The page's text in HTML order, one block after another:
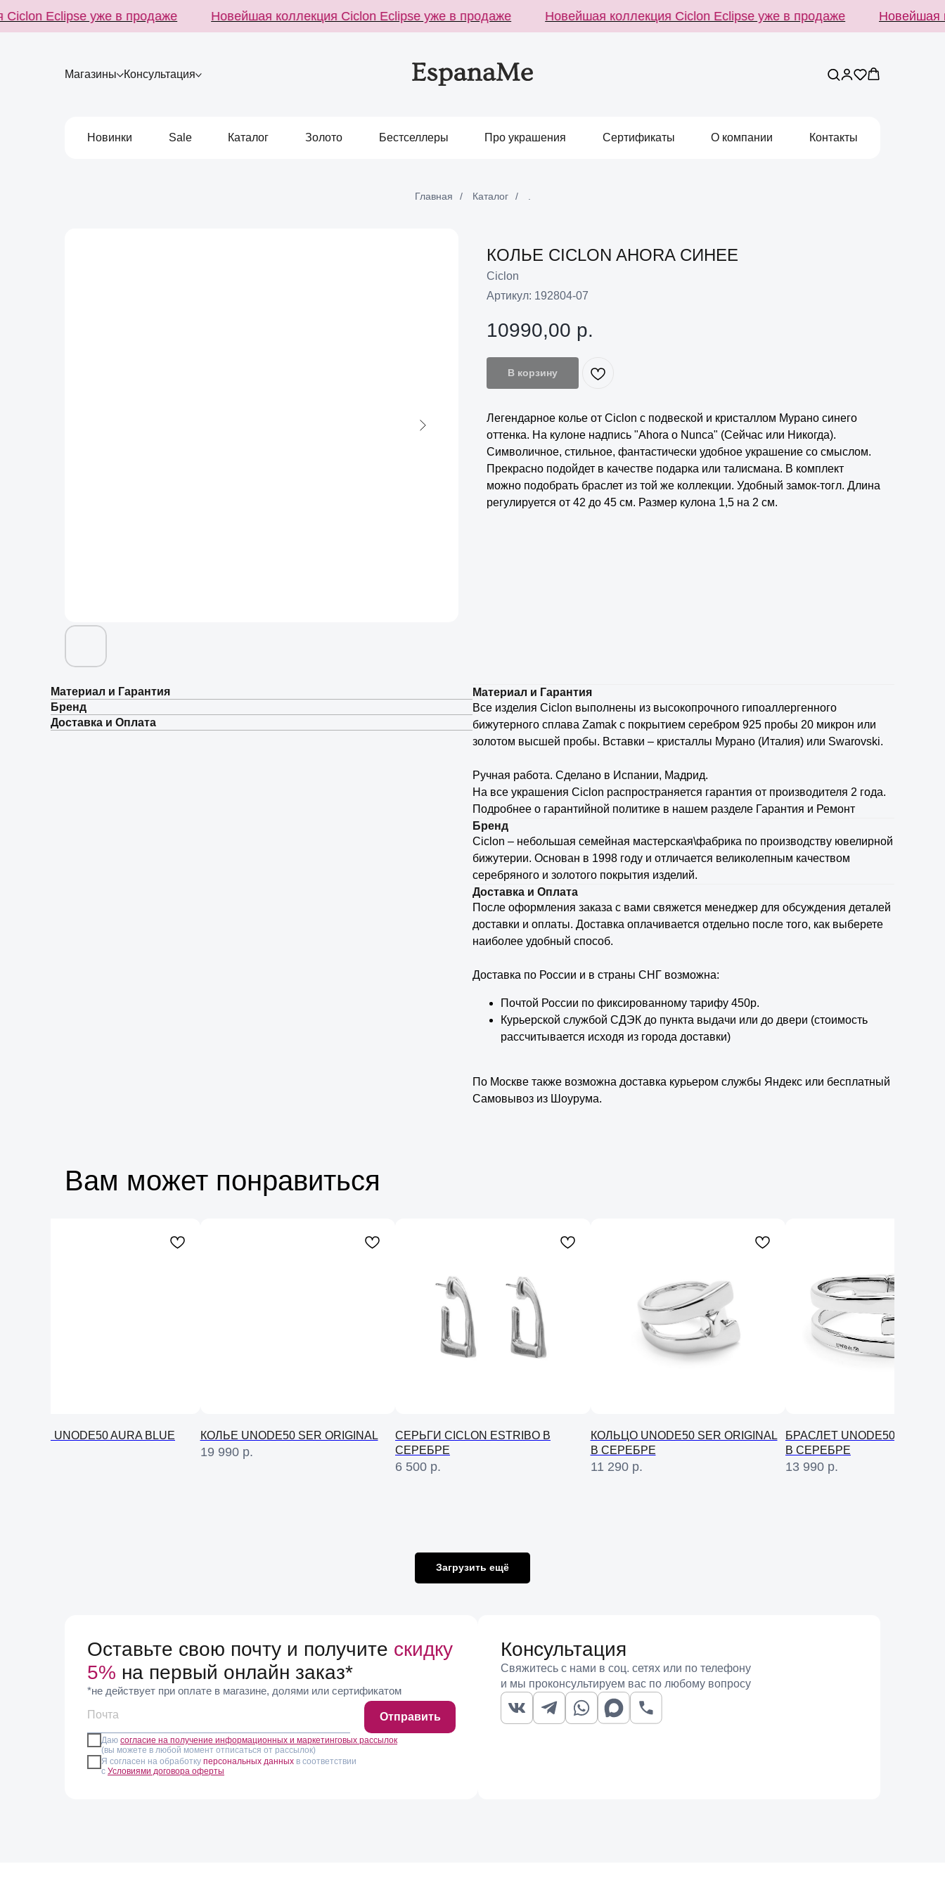
Eclipse уже в продаже Новейшая коллекция Ciclon Eclipse уже в продаже Новейшая коллекция Ciclon Eclipse уже в продаже Новейшая
Магазины Консультация
Новинки Sale Каталог Золото Бестселлеры Про украшения Сертификаты О компании Контакты
Главная / Каталог /
КОЛЬЕ CICLON AHORA СИНЕЕ
Ciclon
Артикул: 192804-07
10990,00 р.
В корзину
Легендарное колье от Ciclon с подвеской и кристаллом Мурано синего
оттенка. На кулоне надпись "Ahora o Nunca" (Сейчас или Никогда).
Символичное, стильное, фантастически удобное украшение со смыслом.
Прекрасно подойдет в качестве подарка или талисмана. В комплект
можно подобрать браслет из той же коллекции. Удобный замок-тогл. Длина
регулируется от 42 до 45 см. Размер кулона 1,5 на 2 см.
Материал и Гарантия
Бренд
Доставка и Оплата
Материал и Гарантия
Все изделия Ciclon выполнены из высокопрочного гипоаллергенного
бижутерного сплава Zamak с покрытием серебром 925 пробы 20 микрон или
золотом высшей пробы. Вставки – кристаллы Мурано (Италия) или Swarovski.
Ручная работа. Сделано в Испании, Мадрид.
На все украшения Ciclon распространяется гарантия от производителя 2 года.
Подробнее о гарантийной политике в нашем разделе Гарантия и Ремонт
Бренд
Ciclon – небольшая семейная мастерская\фабрика по производству ювелирной
бижутерии. Основан в 1998 году и отличается великолепным качеством
серебряного и золотого покрытия изделий.
Доставка и Оплата
После оформления заказа с вами свяжется менеджер для обсуждения деталей
доставки и оплаты. Доставка оплачивается отдельно после того, как выберете
наиболее удобный способ.
Доставка по России и в страны СНГ возможна:
Почтой России по фиксированному тарифу 450р.
Курьерской службой СДЭК до пункта выдачи или до двери (стоимость
рассчитывается исходя из города доставки)
По Москве также возможна доставка курьером службы Яндекс или бесплатный
Самовывоз из Шоурума.
Вам может понравиться
СЕРЬГИ UNODE50 AURA BLUE КОЛЬЕ UNODE50 SER ORIGINAL
19 990 р.
СЕРЬГИ CICLON ESTRIBO В
СЕРЕБРЕ
6 500 р.
КОЛЬЦО UNODE50 SER ORIGINAL
В СЕРЕБРЕ
11 290 р.
БРАСЛЕТ UNODE50 SER
В СЕРЕБРЕ
13 990 р.
Загрузить ещё
Оставьте свою почту и получите скидку
5% на первый онлайн заказ*
*не действует при оплате в магазине, долями или сертификатом
Даю согласие на получение информационных и маркетинговых рассылок
(вы можете в любой момент отписаться от рассылок)
Я согласен на обработку персональных данных в соответствии
с Условиями договора оферты
Отправить
Консультация
Свяжитесь с нами в соц. сетях или по телефону
и мы проконсультируем вас по любому вопросу